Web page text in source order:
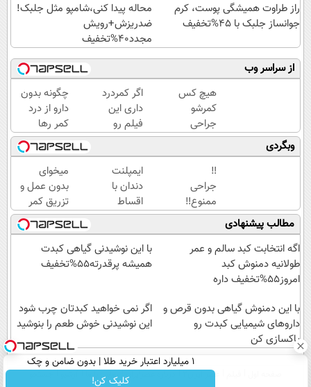
راز طراوت همیشگی پوست، کرم
جوانساز جلبک با 45%تخفیف
محاله پیدا کنی،شامپو مثل جلبک!
ضدریزش+رویش
مجدد40%تخفیف
از سراسر وب
هیچ کس
کمرشو
جراحی
نمیکنه❗
درمان
کمردرد
بدون قرص
(پرسشنامه)
اگر کمردرد
داری این
فیلم رو
ببین!
◗پرسش‌نامه
رو پر کن◖
چگونه بدون
دارو از درد
کمر رها
شوید؟
(◂پرسش‌نامه
رو پرکن)
وبگردی
‼️
جراحی
ممنوع‼️
درمان
کمر درد
بدون
و دوره
ایمپلنت
دندان با
اقساط
12
ماهه
✅
بدون
ضامن
میخوای
بدون عمل و
تزریق کمر
دردت خوب
شه؟
◂پرسش‌نامه
رو پرکن
مطالب پیشنهادی
اگه انتخابت کبد سالم و عمر
طولانیه دمنوش کبد
امروز55%تخفیف داره
با این نوشیدنی گیاهی کبدت
همیشه پرقدرته55%تخفیف
با این دمنوش گیاهی بدون قرص و
داروهای شیمیایی کبدت رو
پاکسازی کن
اگر نمی خواهید کبدتان چرب شود
این نوشیدنی خوش طعم را بنوشید
۱ میلیارد اعتبار خرید طلا | بدون ضامن و چک
کلیک کن!
عصر ایران۲ درباره عصرایران تماس با ما